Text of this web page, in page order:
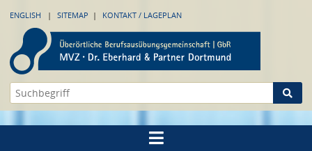
ENGLISH SITEMAP KONTAKT / LAGEPLAN